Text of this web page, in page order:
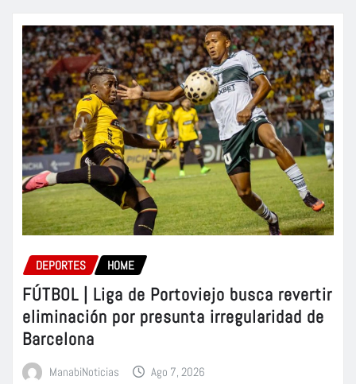
DEPORTES HOME
FÚTBOL | Liga de Portoviejo busca revertir
eliminación por presunta irregularidad de
Barcelona
ManabiNoticias Ago 7, 2026